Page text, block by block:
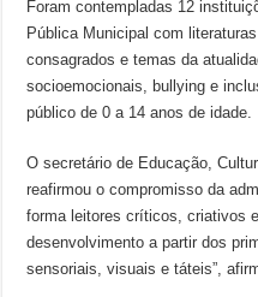
Foram contempladas 12
Pública Municipal com
consagrados e temas da
socioemocionais, bullying e
público de 0 a 14 anos de idade.
O secretário de Educação,
reafirmou o compromisso da
forma leitores críticos, criativos
desenvolvimento a partir dos
sensoriais, visuais e táteis”,